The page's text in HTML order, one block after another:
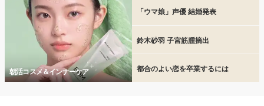
朝活コスメ＆インナーケア
「ウマ娘」声優 結婚発表
鈴木砂羽 子宮筋腫摘出
都合のよい恋を卒業するには